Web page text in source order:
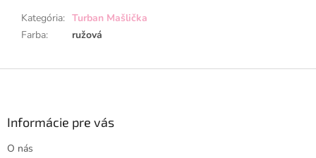
Kategória: Turban Mašlička
Farba: ružová
Informácie pre vás
O nás